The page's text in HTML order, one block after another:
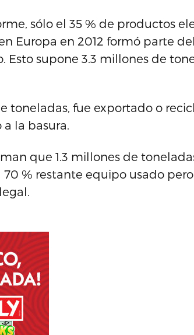
sólo el 35 % de productos
Europa en 2012 formó parte
Esto supone 3.3 millones de
toneladas, fue exportado o
la basura.
que 1.3 millones de
70 % restante equipo usado